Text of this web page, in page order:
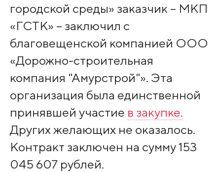
городской среды» заказчик – МКП
«ГСТК» – заключил с
благовещенской компанией ООО
«Дорожно-строительная
компания "Амурстрой"». Эта
организация была единственной
принявшей участие в закупке.
Других желающих не оказалось.
Контракт заключен на сумму 153
045 607 рублей.